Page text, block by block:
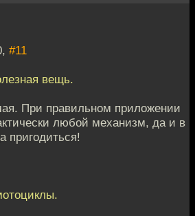
#11
вещь.
При правильном приложении
любой механизм, да и в
пригодиться!